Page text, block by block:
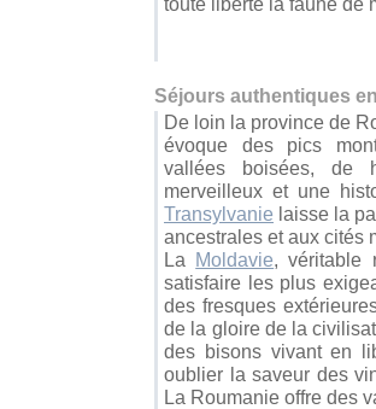
Séjours authentiques
De loin la province de
évoque des pics
vallées boisées, de
merveilleux et une
Transylvanie laisse la
ancestrales et aux cités
La Moldavie, véritable
satisfaire les plus
des fresques
de la gloire de la
des bisons vivant en
oublier la saveur des
La Roumanie offre des